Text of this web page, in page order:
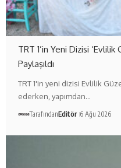
TRT 1’in Yeni Dizisi
Paylaşıldı
TRT 1'in yeni dizisi Evlilik
ederken, yapımdan…
TarafındanEditör 6 Ağu 2026